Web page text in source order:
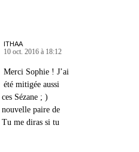
ITHAA
10 oct. 2016 à 18:12
Merci Sophie ! J’ai
été mitigée aussi
Sézane ; )
nouvelle paire de
Tu me diras si tu